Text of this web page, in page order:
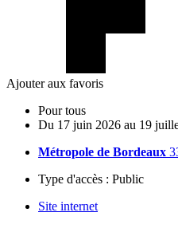
Ajouter aux favoris
Pour tous
Du 17 juin 2026 au 19
Métropole de Bordeaux
Type d'accès : Public
Site internet